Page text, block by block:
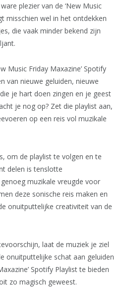
plezier van de ‘New Music
misschien wel in het ontdekken
die vaak minder bekend zijn
Music Friday Maxazine’ Spotify
van nieuwe geluiden, nieuwe
je hart doen zingen en je geest
je nog op? Zet die playlist aan,
op een reis vol muzikale
om de playlist te volgen en te
delen is tenslotte
muzikale vreugde voor
deze sonische reis maken en
onuitputtelijke creativiteit van de
laat de muziek je ziel
onuitputtelijke schat aan geluiden
Spotify Playlist te bieden
zo magisch geweest.